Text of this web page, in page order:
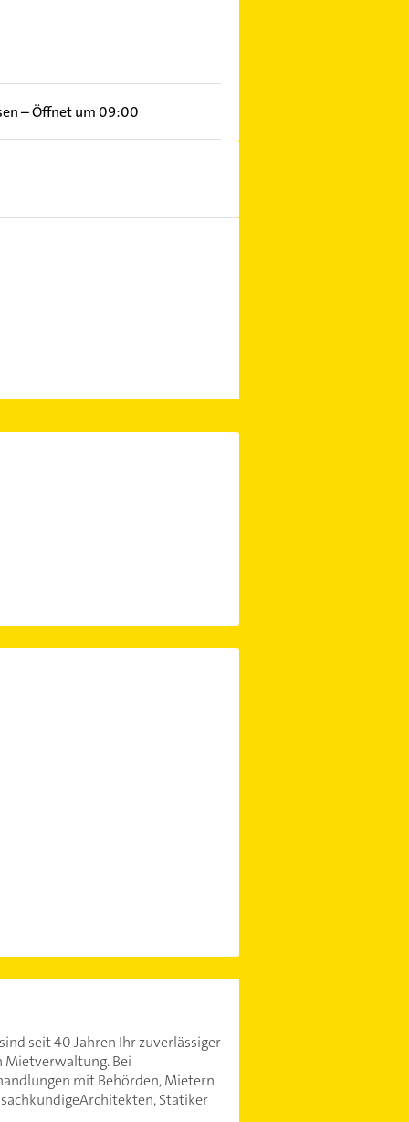
–Öffnet um 09:00
seit 40 Jahren Ihr zuverlässiger
Mietverwaltung. Bei
mit Behörden, Mietern
Statiker